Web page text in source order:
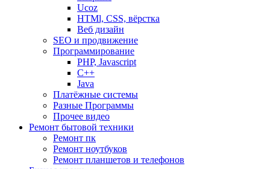
Ucoz
HTMl, CSS, вёрстка
Веб дизайн
SEO и продвижение
Программирование
PHP, Javascript
C++
Java
Платёжные системы
Разные Программы
Прочее видео
Ремонт бытовой техники
Ремонт пк
Ремонт ноутбуков
Ремонт планшетов и телефонов